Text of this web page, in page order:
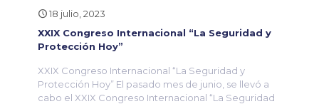
18 julio, 2023
XXIX Congreso Internacional “La Seguridad y
Protección Hoy”
XXIX Congreso Internacional “La Seguridad y
Protección Hoy” El pasado mes de junio, se llevó a
cabo el XXIX Congreso Internacional “La Seguridad